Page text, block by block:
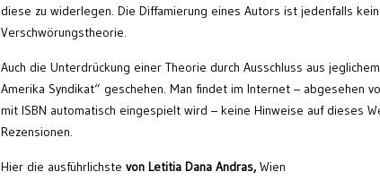
diese zu widerlegen. Die Diffamierung eines Autors ist jedenfalls
Verschwörungstheorie.
Auch die Unterdrückung einer Theorie durch Ausschluss aus
Amerika Syndikat“ geschehen. Man findet im Internet – abgesehen
mit ISBN automatisch eingespielt wird – keine Hinweise auf dieses
Rezensionen.
Hier die ausführlichste von Letitia Dana Andras,Wien